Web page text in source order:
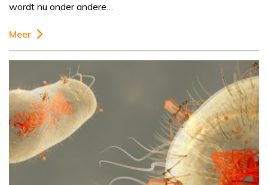
wordt nu onder andere…
Meer